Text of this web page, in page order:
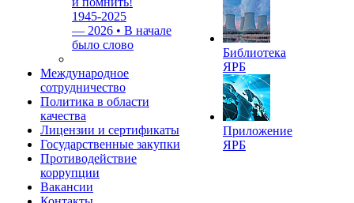
1945-2025
— 2026 • В начале
было слово
Международное
сотрудничество
Политика в области
качества
Лицензии и сертификаты
Государственные закупки
Противодействие
коррупции
Вакансии
Библиотека
ЯРБ
Приложение
ЯРБ